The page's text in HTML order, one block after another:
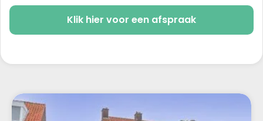
Klik hier voor een afspraak